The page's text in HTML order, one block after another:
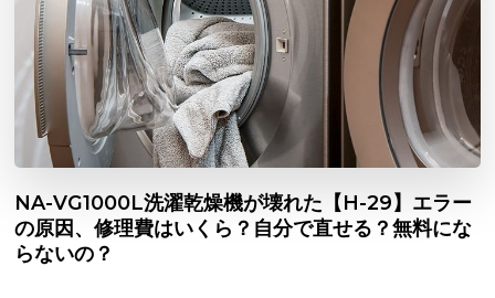
NA-VG1000L洗濯乾燥機が壊れた【H-29】エラー
の原因、修理費はいくら？自分で直せる？無料にな
らないの？